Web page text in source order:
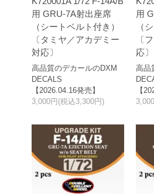
用 GRU-7A射出座席
（シートベルト付き）
〔タミヤ／アカデミー
対応〕
高品質のデカールのDXM
DECALS
【2026.04.16発売】
3,000円(税込3,300円)
用
（
〔
応〕
高品
【